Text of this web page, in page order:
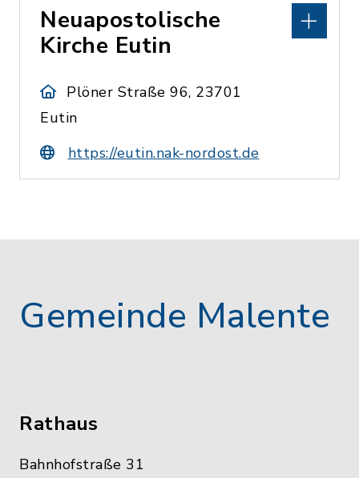
Neuapostolische
Kirche Eutin
Plöner Straße 96, 23701
Eutin
https://eutin.nak-nordost.de
Gemeinde Malente
Rathaus
Bahnhofstraße 31